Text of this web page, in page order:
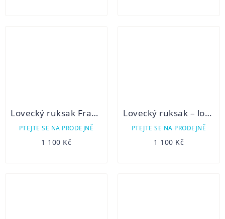
Lovecký ruksak Franzen Afrika
PTEJTE SE NA PRODEJNĚ
1 100 Kč
Lovecký ruksak – lovecká plachtovina 5B/2
PTEJTE SE NA PRODEJNĚ
1 100 Kč